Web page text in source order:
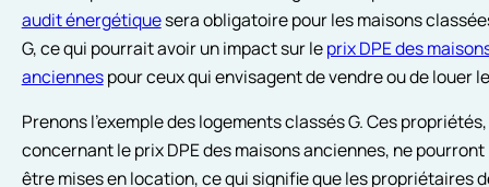
audit énergétiquesera obligatoire pour les maisons
G, ce qui pourrait avoir un impact sur leprix DPE des
anciennespour ceux qui envisagent de vendre ou de louer
Prenons l'exemple des logements classés G. Ces propriétés,
concernant le prix DPE des maisons anciennes, ne pourront
être mises en location, ce qui signifie que les propriétaires